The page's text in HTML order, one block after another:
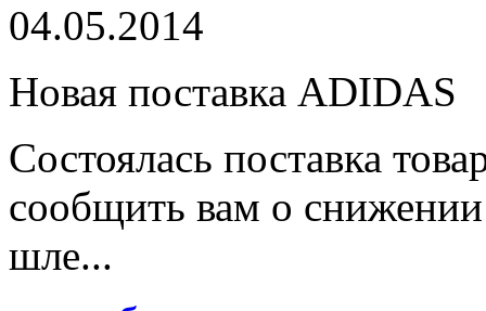
04.05.2014
Новая поставка ADIDAS
Состоялась поставка
сообщить вам о
шле...